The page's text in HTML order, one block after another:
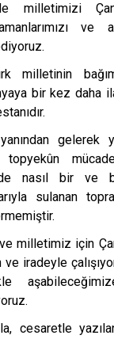
milletimizi
ve
milletinin
bir kez daha
ıdır.
gelerek
ûn
nasıl bir ve
sulanan
milletimiz için
iradeyle
cesaretle